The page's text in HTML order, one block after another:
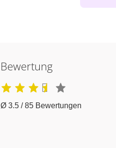
Bewertung
Ø 3.5 / 85 Bewertungen